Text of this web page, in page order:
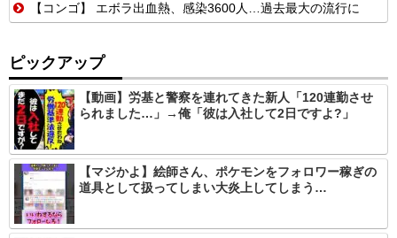
【コンゴ】 エボラ出血熱、感染3600人…過去最大の流行に
ピックアップ
【動画】労基と警察を連れてきた新人「120連勤させ
られました…」→俺「彼は入社して2日ですよ?」
【マジかよ】絵師さん、ポケモンをフォロワー稼ぎの
道具として扱ってしまい大炎上してしまう…